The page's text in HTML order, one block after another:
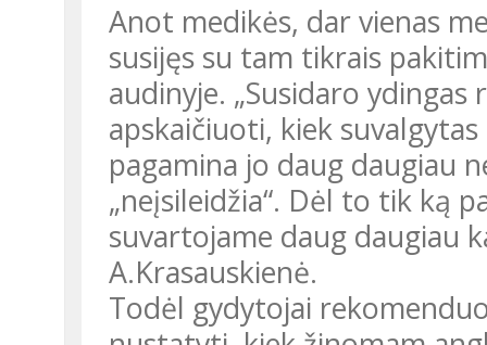
Anot medikės, dar vienas
susijęs su tam tikrais
audinyje. „Susidaro
apskaičiuoti, kiek
pagamina jo daug daugiau
„neįsileidžia“. Dėl to tik ką
suvartojame daug daugiau
A.Krasauskienė.
Todėl gydytojai